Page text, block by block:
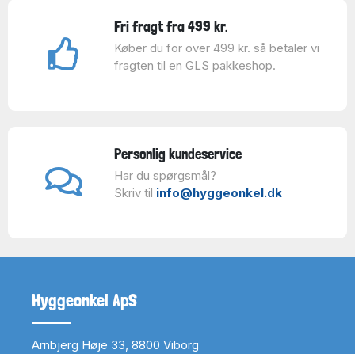
Fri fragt fra 499 kr.
Køber du for over 499 kr. så betaler vi
fragten til en GLS pakkeshop.
Personlig kundeservice
Har du spørgsmål?
Skriv til info@hyggeonkel.dk
Hyggeonkel ApS
Arnbjerg Høje 33, 8800 Viborg